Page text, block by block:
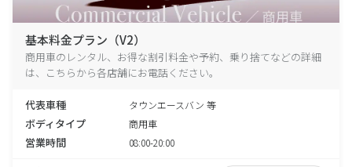
基本料金プラン（V2）
商用車のレンタル、お得な割引料金や予約、乗り捨てなどの詳細
は、こちらから各店舗にお電話ください。
代表車種 タウンエースバン 等
ボディタイプ 商用車
営業時間 08:00-20:00